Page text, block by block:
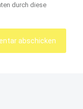
durch diese